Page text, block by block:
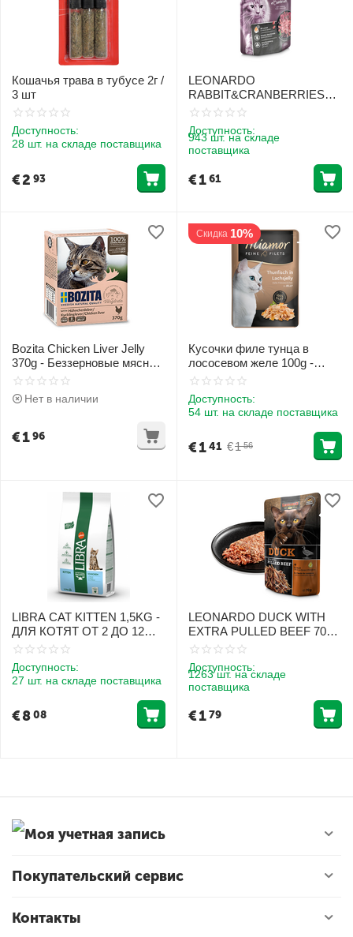
Кошачья трава в тубусе 2г /
3 шт
Доступность:
28 шт. на складе поставщика
€2 93
LEONARDO
RABBIT&CRANBERRIES
85G - КОНСЕРВЫ ДЛЯ
КРОЛИКА И КЛЮКВОЙ
Доступность:
943 шт. на складе
поставщика
€161
Bozita Chicken Liver Jelly
370g - Беззерновые мясные
кусочки с курицей в желе
Нет в наличии
€196
Скидка 10%
Кусочки филе тунца в
лососевом желе 100g -
Miamor Feine Filet tuna in
Доступность:
54 шт. на складе поставщика
€1 56
€141
LIBRA CAT KITTEN 1,5KG -
ДЛЯ КОТЯТ ОТ 2 ДО 12
МЕСЯЦЕВ (КУРИЦА И
Доступность:
27 шт. на складе поставщика
€808
LEONARDO DUCK WITH
EXTRA PULLED BEEF 70G
- КОНСЕРВЫ ДЛЯ КОШЕК
РУБЛЁНОЙ ГОВЯДИНОЙ
Доступность:
1263 шт. на складе
поставщика
€179
Моя учетная запись
Покупательский сервис
Контакты